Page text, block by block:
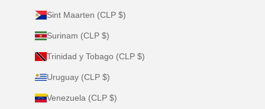
Sint Maarten (CLP $)
Surinam (CLP $)
Trinidad y Tobago (CLP $)
Uruguay (CLP $)
Venezuela (CLP $)